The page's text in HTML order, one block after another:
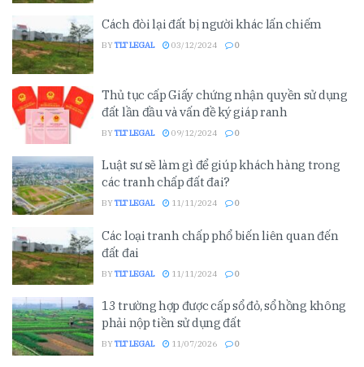
Cách đòi lại đất bị người khác lấn chiếm
BY TLT LEGAL 03/12/2024 0
Thủ tục cấp Giấy chứng nhận quyền sử dụng
đất lần đầu và vấn đề ký giáp ranh
BY TLT LEGAL 09/12/2024 0
Luật sư sẽ làm gì để giúp khách hàng trong
các tranh chấp đất đai?
BY TLT LEGAL 11/11/2024 0
Các loại tranh chấp phổ biến liên quan đến
đất đai
BY TLT LEGAL 11/11/2024 0
13 trường hợp được cấp sổ đỏ, sổ hồng không
phải nộp tiền sử dụng đất
BY TLT LEGAL 11/07/2026 0